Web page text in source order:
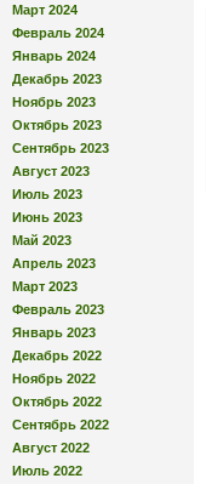
Март 2024
Февраль 2024
Январь 2024
Декабрь 2023
Ноябрь 2023
Октябрь 2023
Сентябрь 2023
Август 2023
Июль 2023
Июнь 2023
Май 2023
Апрель 2023
Март 2023
Февраль 2023
Январь 2023
Декабрь 2022
Ноябрь 2022
Октябрь 2022
Сентябрь 2022
Август 2022
Июль 2022